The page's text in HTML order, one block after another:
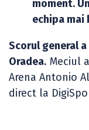
moment.
echipa mai
Scorul general a
Oradea. Meciul
Arena Antonio
direct la